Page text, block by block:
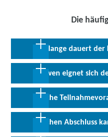
Die
Wie lange dauert der
2 Wochen in Vollzeit; 4 Wochen
Für wen eignet sich
Angesprochen sind
Dienstleistungen im
Lebensmitteln mögen. Zur
ohne Berufsabschluss sowie
Berufserfahrung im Hotel- und
Welche
Vorausgesetzt werden
Interesse an einer
Welchen Abschluss